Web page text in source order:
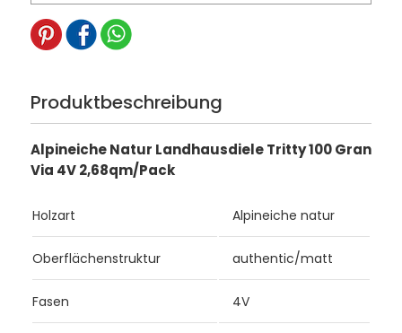
Produktbeschreibung
Alpineiche Natur Landhausdiele Tritty 100 Gran
Via 4V 2,68qm/Pack
Holzart Alpineiche natur
Oberflächenstruktur authentic/matt
Fasen 4V